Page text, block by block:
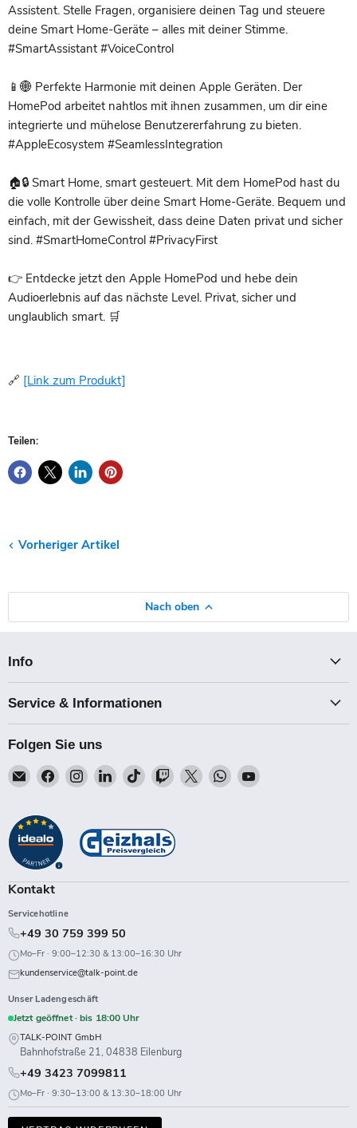
Assistent. Stelle Fragen, organisiere deinen Tag und steuere
deine Smart Home-Geräte – alles mit deiner Stimme.
#SmartAssistant #VoiceControl
📱🌐 Perfekte Harmonie mit deinen Apple Geräten. Der
HomePod arbeitet nahtlos mit ihnen zusammen, um dir eine
integrierte und mühelose Benutzererfahrung zu bieten.
#AppleEcosystem #SeamlessIntegration
🏠🔒 Smart Home, smart gesteuert. Mit dem HomePod hast du
die volle Kontrolle über deine Smart Home-Geräte. Bequem und
einfach, mit der Gewissheit, dass deine Daten privat und sicher
sind. #SmartHomeControl #PrivacyFirst
👉 Entdecke jetzt den Apple HomePod und hebe dein
Audioerlebnis auf das nächste Level. Privat, sicher und
unglaublich smart. 🛒
🔗 [Link zum Produkt]
Teilen:
Vorheriger Artikel
Nach oben
Info
Service & Informationen
Folgen Sie uns
Email
Talk-
Finden
Sie
auf
Facebook
Finden
Sie
Instagram
Finden
Sie
LinkedIn
Finden
Sie
TikTok
Finden
Sie
Twitch
Finden
Sie
Finden
Sie
Finden
Kontakt
Servicehotline
+49 30 759 399 50
Mo–Fr · 9:00–12:30 & 13:00–16:30 Uhr
kundenservice@talk-point.de
Unser Ladengeschäft
Jetzt geöffnet · bis 18:00 Uhr
TALK-POINT GmbH
Bahnhofstraße 21, 04838 Eilenburg
+49 3423 7099811
Mo–Fr · 9:30–13:00 & 13:30–18:00 Uhr